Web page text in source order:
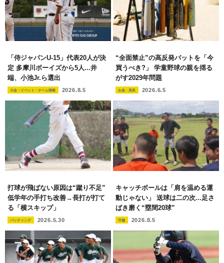
「侍ジャパンU-15」代表20人が決
定 多摩川ボーイズから5人...井
端、小池Jr.ら選出
大会・イベント・チーム情報 2026.8.5
“全面禁止”の高反発バットを「今
買うべき?」 学童野球の親を揺る
がす2029年問題
お金・用具 2026.6.5
打球が飛ばない原因は“蹴り不足”
低学年の手打ち改善→長打が打て
る「横スキップ」
バッティング 2026.5.30
キャッチボールは「肩を温める運
動じゃない」 送球は二の次...足さ
ばき磨く“塁間20球”
守備 2026.8.5